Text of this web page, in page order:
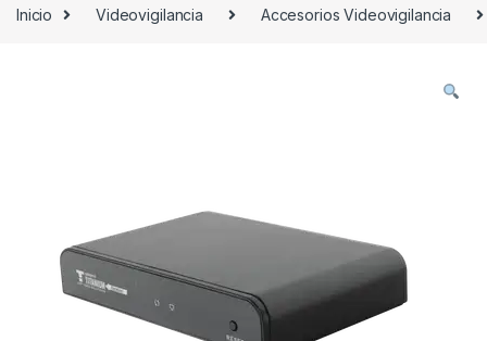
Inicio Videovigilancia Accesorios Videovigilancia